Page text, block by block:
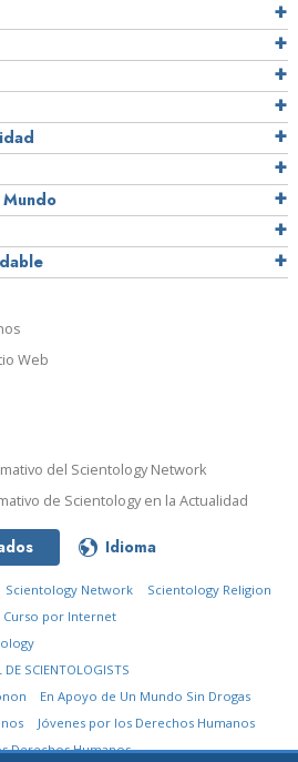
Web
del Scientology Network
de Scientology en la Actualidad
Idioma
Scientology Network
Scientology Religion
Curso por Internet
DE SCIENTOLOGISTS
En Apoyo de Un Mundo Sin Drogas
Jóvenes por los Derechos Humanos
Derechos Humanos